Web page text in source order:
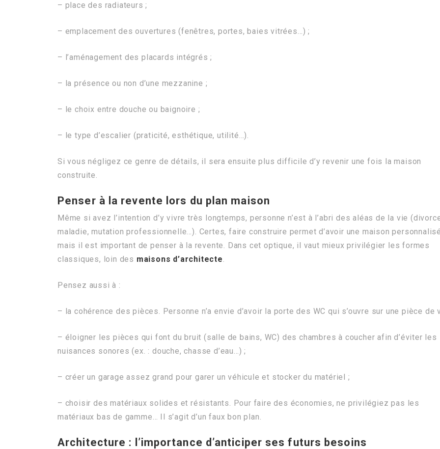
– place des radiateurs ;
– emplacement des ouvertures (fenêtres, portes, baies vitrées…) ;
– l’aménagement des placards intégrés ;
– la présence ou non d’une mezzanine ;
– le choix entre douche ou baignoire ;
– le type d’escalier (praticité, esthétique, utilité…).
Si vous négligez ce genre de détails, il sera ensuite plus difficile d’y revenir une fois la maison
construite.
Penser à la revente lors du plan maison
Même si avez l’intention d’y vivre très longtemps, personne n’est à l’abri des aléas de la vie
maladie, mutation professionnelle…). Certes, faire construire permet d’avoir une maison
mais il est important de penser à la revente. Dans cet optique, il vaut mieux privilégier les formes
classiques, loin des maisons d’architecte.
Pensez aussi à :
– la cohérence des pièces. Personne n’a envie d’avoir la porte des WC qui s’ouvre sur une pièce de
– éloigner les pièces qui font du bruit (salle de bains, WC) des chambres à coucher afin d’éviter les
nuisances sonores (ex. : douche, chasse d’eau…) ;
– créer un garage assez grand pour garer un véhicule et stocker du matériel ;
– choisir des matériaux solides et résistants. Pour faire des économies, ne privilégiez pas les
matériaux bas de gamme… Il s’agit d’un faux bon plan.
Architecture : l’importance d’anticiper ses futurs besoins